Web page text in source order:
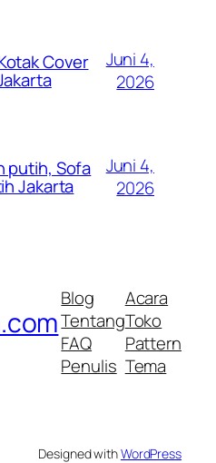
Cover
Juni 4,
2026
putih, Sofa
Jakarta
Juni 4,
2026
Blog
Tentang
FAQ
Penulis
Acara
Toko
Pattern
Tema
Designed withWordPress